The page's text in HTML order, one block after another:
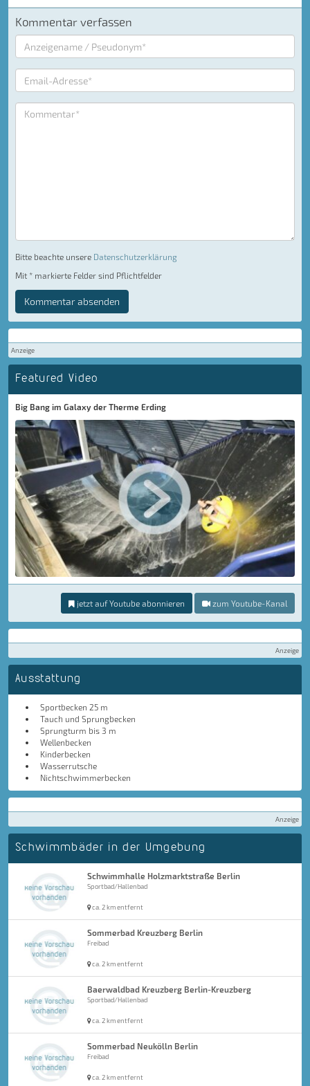
Kommentar verfassen
Bitte beachte unsere Datenschutzerklärung
Mit * markierte Felder sind Pflichtfelder
Kommentar absenden
Anzeige
Featured Video
Big Bang im Galaxy der Therme Erding
jetzt auf Youtube abonnieren zum Youtube-Kanal
Anzeige
Ausstattung
Sportbecken 25 m
Tauch und Sprungbecken
Sprungturm bis 3 m
Wellenbecken
Kinderbecken
Wasserrutsche
Nichtschwimmerbecken
Anzeige
Schwimmbäder in der Umgebung
Schwimmhalle Holzmarktstraße Berlin
Sportbad/Hallenbad
ca. 2 km entfernt
Sommerbad Kreuzberg Berlin
Freibad
ca. 2 km entfernt
Baerwaldbad Kreuzberg Berlin-Kreuzberg
Sportbad/Hallenbad
ca. 2 km entfernt
Sommerbad Neukölln Berlin
Freibad
ca. 2 km entfernt